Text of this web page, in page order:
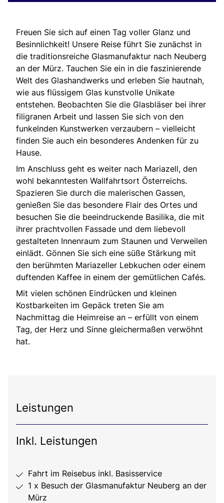
Freuen Sie sich auf einen Tag voller Glanz und
Besinnlichkeit! Unsere Reise führt Sie zunächst in
die traditionsreiche Glasmanufaktur nach Neuberg
an der Mürz. Tauchen Sie ein in die faszinierende
Welt des Glashandwerks und erleben Sie hautnah,
wie aus flüssigem Glas kunstvolle Unikate
entstehen. Beobachten Sie die Glasbläser bei ihrer
filigranen Arbeit und lassen Sie sich von den
funkelnden Kunstwerken verzaubern – vielleicht
finden Sie auch ein besonderes Andenken für zu
Hause.
Im Anschluss geht es weiter nach Mariazell, den
wohl bekanntesten Wallfahrtsort Österreichs.
Spazieren Sie durch die malerischen Gassen,
genießen Sie das besondere Flair des Ortes und
besuchen Sie die beeindruckende Basilika, die mit
ihrer prachtvollen Fassade und dem liebevoll
gestalteten Innenraum zum Staunen und Verweilen
einlädt. Gönnen Sie sich eine süße Stärkung mit
den berühmten Mariazeller Lebkuchen oder einem
duftenden Kaffee in einem der gemütlichen Cafés.
Mit vielen schönen Eindrücken und kleinen
Kostbarkeiten im Gepäck treten Sie am
Nachmittag die Heimreise an – erfüllt von einem
Tag, der Herz und Sinne gleichermaßen verwöhnt
hat.
Leistungen
Inkl. Leistungen
Fahrt im Reisebus inkl. Basisservice
1 x Besuch der Glasmanufaktur Neuberg an der
Mürz